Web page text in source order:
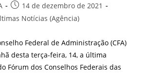
Post
publicado:
14 de dezembro de 2021
Notícias (Agência)
Federal de Administração (CFA)
desta terça-feira, 14, a última
Fórum dos Conselhos Federais das